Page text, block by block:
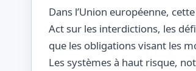
Dans l’Union européenne,
Act sur les interdictions, les
que les obligations visant les
Les systèmes à haut risque,